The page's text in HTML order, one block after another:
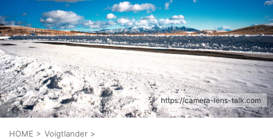
https://camera-lens-talk.com
HOME > Voigtlander >